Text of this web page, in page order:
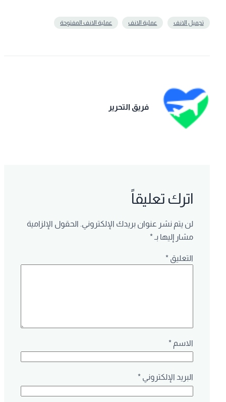
تجميل الانف عملية الانف عملية الانف المفتوحة
فريق التحرير
اترك تعليقاً
لن يتم نشر عنوان بريدك الإلكتروني. الحقول الإلزامية
مشار إليها بـ*
التعليق*
الاسم*
البريد الإلكتروني*